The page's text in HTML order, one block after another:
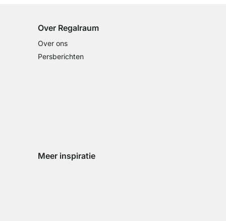
Over Regalraum
Over ons
Persberichten
Meer inspiratie